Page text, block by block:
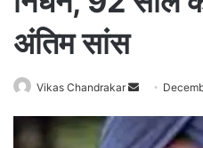
अंतिम सांस
Vikas Chandrakar
n